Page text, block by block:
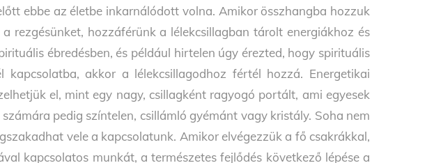
ebbe az életbe inkarnálódott volna. Amikor összhangba hozzuk
rezgésünket, hozzáférünk a lélekcsillagban tárolt energiákhoz és
ébredésben, és például hirtelen úgy érezted, hogy spirituális
kapcsolatba, akkor a lélekcsillagodhoz fértél hozzá. Energetikai
el, mint egy nagy, csillagként ragyogó portált, ami egyesek
pedig színtelen, csillámló gyémánt vagy kristály. Soha nem
vele a kapcsolatunk. Amikor elvégezzük a fő csakrákkal,
kapcsolatos munkát, a természetes fejlődés következő lépése a